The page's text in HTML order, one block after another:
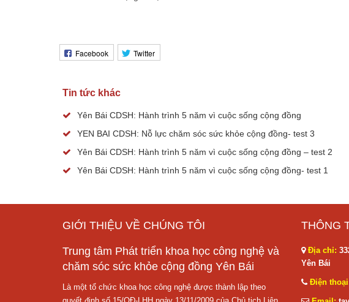
Facebook Twitter
Tin tức khác
Yên Bái CDSH: Hành trình 5 năm vì cuộc sống cộng đồng
YEN BAI CDSH: Nỗ lực chăm sóc sức khỏe cộng đồng- test 3
Yên Bái CDSH: Hành trình 5 năm vì cuộc sống cộng đồng – test 2
Yên Bái CDSH: Hành trình 5 năm vì cuộc sống cộng đồng- test 1
GIỚI THIỆU VỀ CHÚNG TÔI
Trung tâm Phát triển khoa học công nghệ và
chăm sóc sức khỏe cộng đồng Yên Bái
Là một tổ chức khoa học công nghệ được thành lập theo
THÔNG
Địa chỉ:
Yên Bái
Điện